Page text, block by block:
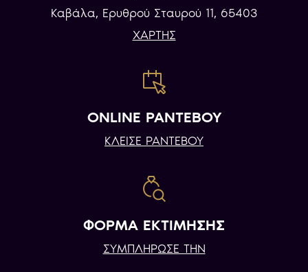
Καβάλα, Eρυθρού Σταυρού 11, 65403
ΧΑΡΤΗΣ
ONLINE ΡΑΝΤΕΒΟΥ
ΚΛΕΙΣΕ ΡΑΝΤΕΒΟΥ
ΦΟΡΜΑ ΕΚΤΙΜΗΣΗΣ
ΣΥΜΠΛΗΡΩΣΕ ΤΗΝ